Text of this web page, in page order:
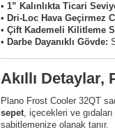
• 1” Kalınlıkta Ticari
• Dri-Loc Hava Geçirmez
• Çift Kademeli Kilitleme
• Darbe Dayanıklı Gövde:
Akıllı Detaylar,
Plano Frost Cooler 32QT
sepet, içecekleri ve
sabitlemenize olanak tanır.